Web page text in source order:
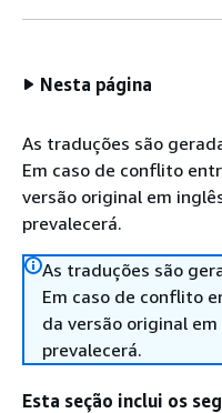
Nesta página
As traduções são
Em caso de conflito
versão original em
prevalecerá.
As traduções são
Em caso de conflito
da versão original
prevalecerá.
Esta seção inclui os